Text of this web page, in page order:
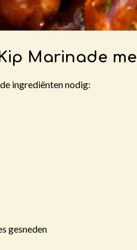
Marinade
ingrediënten nodig:
gesneden